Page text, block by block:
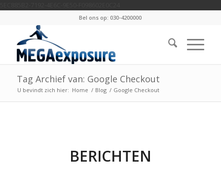
Bel ons op: 030-4200000
Tag Archief van: Google Checkout
U bevindt zich hier: Home / Blog / Google Checkout
BERICHTEN